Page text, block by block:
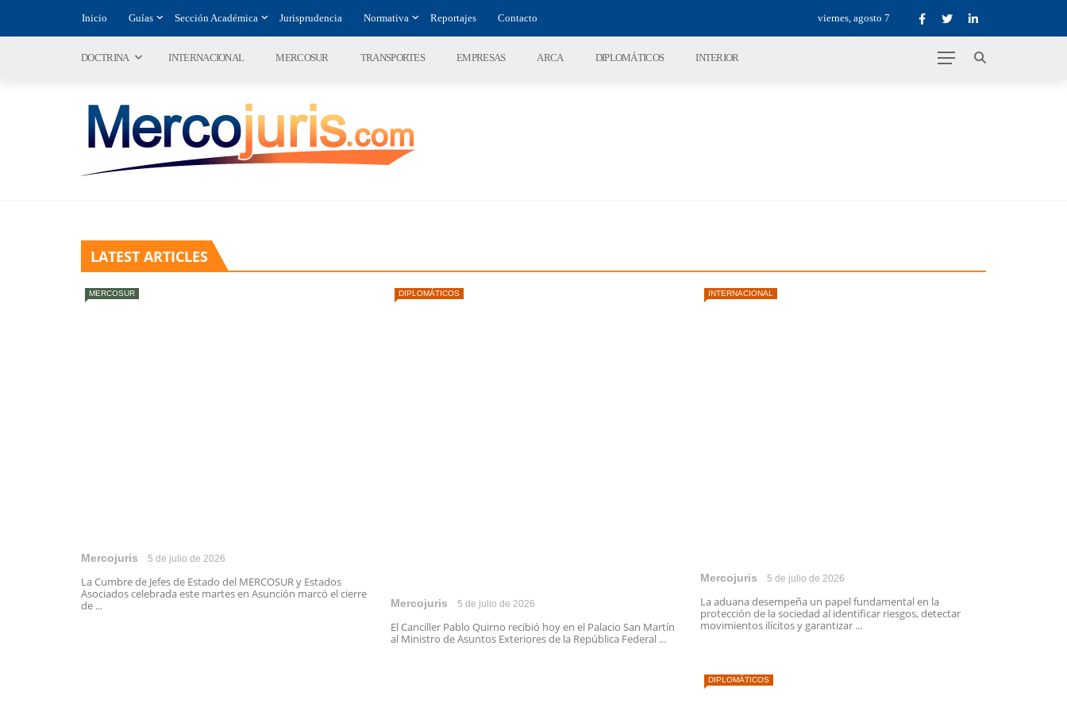
Inicio Guías Sección Académica Jurisprudencia Normativa Reportajes Contacto viernes, agosto 7
DOCTRINA INTERNACIONAL MERCOSUR TRANSPORTES EMPRESAS ARCA DIPLOMÁTICOS INTERIOR
LATEST ARTICLES
MERCOSUR
Mercojuris 5 de julio de 2026
La Cumbre de Jefes de Estado del MERCOSUR y Estados
Asociados celebrada este martes en Asunción marcó el cierre
de ...
DIPLOMÁTICOS
Mercojuris 5 de julio de 2026
El Canciller Pablo Quirno recibió hoy en el Palacio San Martín
al Ministro de Asuntos Exteriores de la República Federal ...
INTERNACIONAL
Mercojuris 5 de julio de 2026
La aduana desempeña un papel fundamental en la
protección de la sociedad al identificar riesgos, detectar
movimientos ilícitos y garantizar ...
DIPLOMÁTICOS